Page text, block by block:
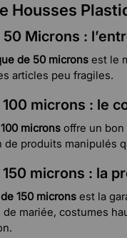
Housses
Microns :
de 50 microns est le
articles peu fragiles.
microns : le
microns offre un bon
produits manipulés
microns : la
150 microns est la
mariée, costumes